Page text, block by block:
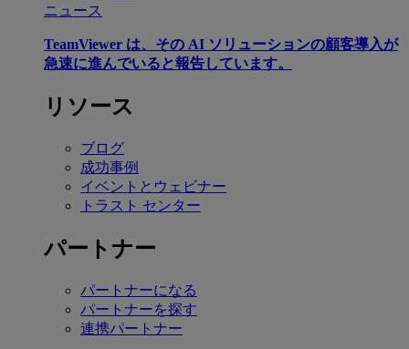
ニュース
TeamViewer は、その AI ソリューションの顧客導入が
急速に進んでいると報告しています。
リソース
ブログ
成功事例
イベントとウェビナー
トラスト センター
パートナー
パートナーになる
パートナーを探す
連携パートナー